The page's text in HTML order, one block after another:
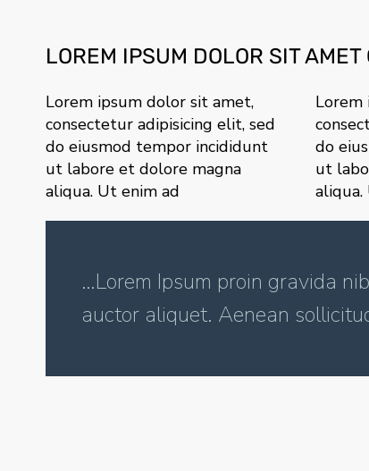
LOREM IPSUM DOLOR SIT AMET
Lorem ipsum dolor sit amet,
consectetur adipisicing elit, sed
do eiusmod tempor incididunt
ut labore et dolore magna
aliqua. Ut enim ad
Lorem
do
ut
aliqua.
…Lorem Ipsum proin gravida
auctor aliquet. Aenean